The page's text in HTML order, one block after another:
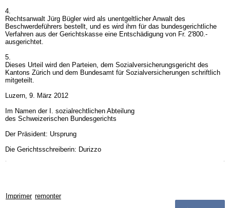
4.
Rechtsanwalt Jürg Bügler wird als unentgeltlicher Anwalt des
Beschwerdeführers bestellt, und es wird ihm für das bundesgerichtliche
Verfahren aus der Gerichtskasse eine Entschädigung von Fr. 2'800.-
ausgerichtet.
5.
Dieses Urteil wird den Parteien, dem Sozialversicherungsgericht des
Kantons Zürich und dem Bundesamt für Sozialversicherungen schriftlich
mitgeteilt.
Luzern, 9. März 2012
Im Namen der I. sozialrechtlichen Abteilung
des Schweizerischen Bundesgerichts
Der Präsident: Ursprung
Die Gerichtsschreiberin: Durizzo
Imprimer remonter